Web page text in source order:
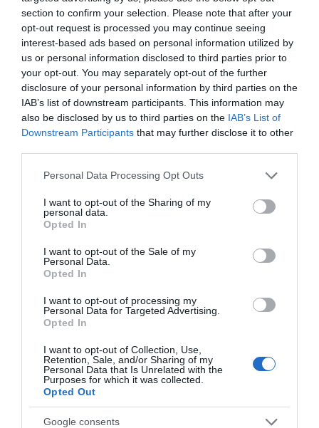
section to confirm your selection. Please note that after your
opt-out request is processed you may continue seeing
interest-based ads based on personal information utilized by
us or personal information disclosed to third parties prior to
your opt-out. You may separately opt-out of the further
disclosure of your personal information by third parties on the
IAB’s list of downstream participants. This information may
also be disclosed by us to third parties on the IAB’s List of
Downstream Participants that may further disclose it to other
Please note that this website/app uses one or more Google
not limited to your visit or usage behaviour. You may click to
grant or deny consent to Google and its third-party tags to
use your data for below specified purposes in below Google
consent section.
Personal Data Processing Opt Outs
I want to opt-out of the Sharing of my
personal data.
Opted In
I want to opt-out of the Sale of my
Personal Data.
Opted In
I want to opt-out of processing my
Personal Data for Targeted Advertising.
Opted In
I want to opt-out of Collection, Use,
Retention, Sale, and/or Sharing of my
Personal Data that Is Unrelated with the
Purposes for which it was collected.
Opted Out
Google consents
Σε δημοπρασία η μπάλα των
ιστορικών γκολ του Μαραντόνα
08.08.2026 | 18:40
Αγανάκτηση σε χωριό της
Εύβοιας: Μένουν κάθε μέρα χωρίς
νερό – Σοβαρή καταγγελία
08.08.2026 | 18:20
λάβουν νωρίτερα τις
08.08.2026 | 18:00
αντιδήμαρχος στην Εύβοια! Έγινε
για τρίτη φορά παππούς!
Ευρυδίκη Βαλαβάνη: Οι
οικογενειακές διακοπές στην
08.08.2026 | 17:20
«Κόκκινος» συναγερμός στην
Εύβοια: Red Code αύριο Κυριακή –
Αυξημένη ετοιμότητα παντού
Ρόδος: Έγραψαν
80χρονη για κράνος!
Πάτρα: Θρήνος για
μωράκι μόλις 8 ημερών
– Νοσηλευόταν στη
ΜΕΘ Νεογνών
Εορτολόγιο: Ποιοι
γιορτάζουν σήμερα,
Ο καιρός αλλάζει
θυελλώδη μελτέμια
Νέο τροχαίο με υλικές
ζημιές
νεκροί από τη